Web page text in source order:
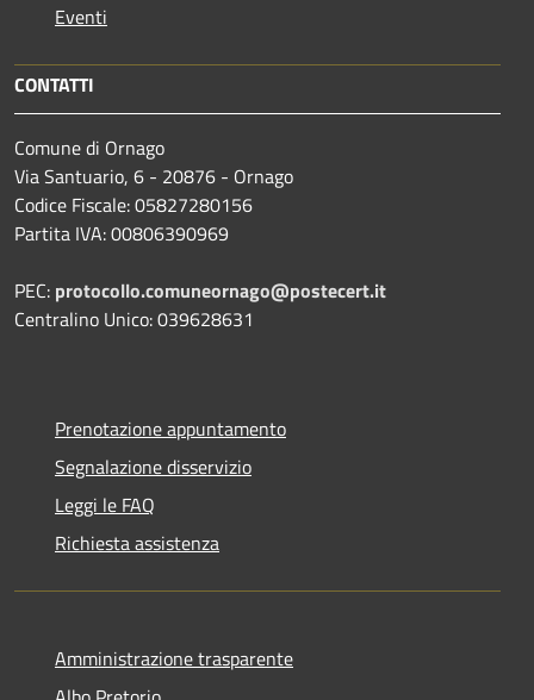
Eventi
CONTATTI
Comune di Ornago
Via Santuario, 6 - 20876 - Ornago
Codice Fiscale: 05827280156
Partita IVA: 00806390969
PEC: protocollo.comuneornago@postecert.it
Centralino Unico: 039628631
Prenotazione appuntamento
Segnalazione disservizio
Leggi le FAQ
Richiesta assistenza
Amministrazione trasparente